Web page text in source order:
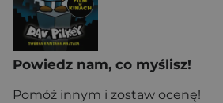
Powiedz nam, co myślisz!
Pomóż innym i zostaw ocenę!